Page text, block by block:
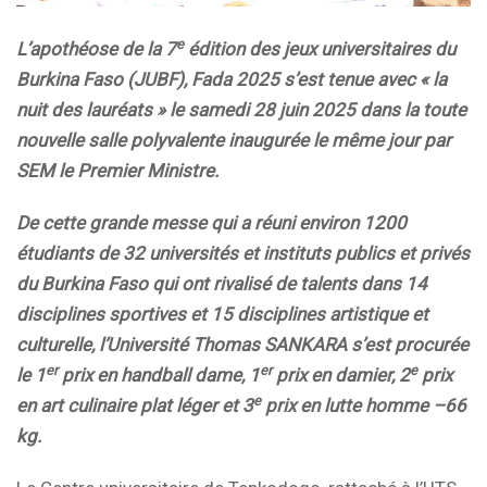
L’apothéose de la 7eédition des jeux universitaires du
Burkina Faso (JUBF), Fada 2025 s’est tenue avec « la
nuit des lauréats » le samedi 28 juin 2025 dans la toute
nouvelle salle polyvalente inaugurée le même jour par
SEM le Premier Ministre.
De cette grande messe qui a réuni environ 1200
étudiants de 32 universités et instituts publics et privés
du Burkina Faso qui ont rivalisé de talents dans 14
disciplines sportives et 15 disciplines artistique et
culturelle, l’Université Thomas SANKARA s’est procurée
le 1erprix en handball dame, 1erprix en damier, 2eprix
en art culinaire plat léger et 3eprix en lutte homme –66
kg.